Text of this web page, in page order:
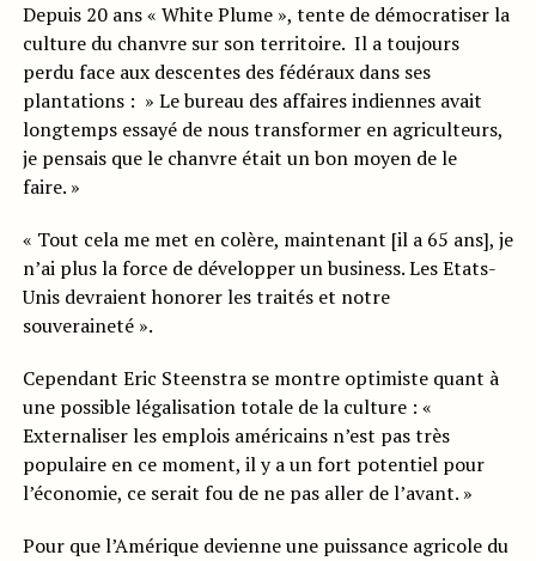
Depuis 20 ans « White Plume », tente de démocratiser la
culture du chanvre sur son territoire. Il a toujours
perdu face aux descentes des fédéraux dans ses
plantations : » Le bureau des affaires indiennes avait
longtemps essayé de nous transformer en agriculteurs,
je pensais que le chanvre était un bon moyen de le
faire. »
« Tout cela me met en colère, maintenant [il a 65 ans], je
n’ai plus la force de développer un business. Les Etats-
Unis devraient honorer les traités et notre
souveraineté ».
Cependant Eric Steenstra se montre optimiste quant à
une possible légalisation totale de la culture : «
Externaliser les emplois américains n’est pas très
populaire en ce moment, il y a un fort potentiel pour
l’économie, ce serait fou de ne pas aller de l’avant. »
Pour que l’Amérique devienne une puissance agricole du